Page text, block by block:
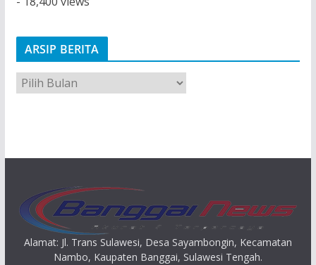
ARSIP BERITA
A
r
Alamat: Jl. Trans Sulawesi, Desa Sayambongin, Kecamatan
Nambo, Kaupaten Banggai, Sulawesi Tengah.